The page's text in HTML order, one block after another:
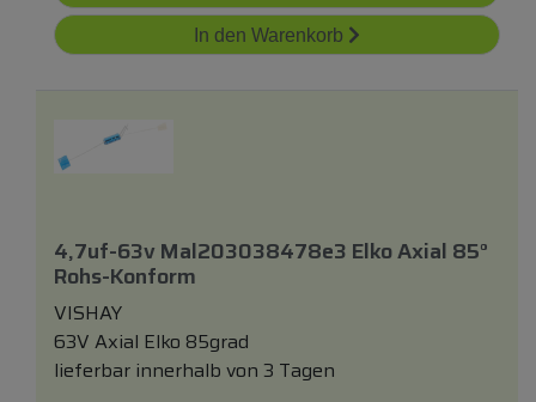
In den Warenkorb
4,7uf-63v Mal203038478e3 Elko Axial 85°
Rohs-Konform
VISHAY
63V Axial Elko 85grad
lieferbar innerhalb von 3 Tagen